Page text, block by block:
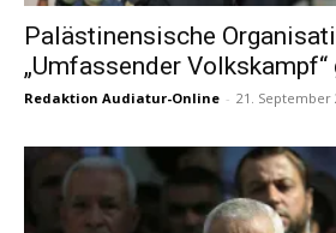
Palästinensische
„Umfassender Volkskampf“
Redaktion Audiatur-Online - 21. September